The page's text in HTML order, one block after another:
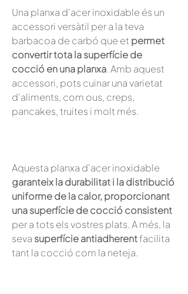
Una planxa d'acer inoxidable és un
accessori versàtil per a la teva
barbacoa de carbó que et permet
convertir tota la superfície de
cocció en una planxa. Amb aquest
accessori, pots cuinar una varietat
d'aliments, com ous, creps,
pancakes, truites i molt més.
Aquesta planxa d'acer inoxidable
garanteix la durabilitat i la distribució
uniforme de la calor, proporcionant
una superfície de cocció consistent
per a tots els vostres plats. A més, la
seva superfície antiadherentfacilita
tant la cocció com la neteja.